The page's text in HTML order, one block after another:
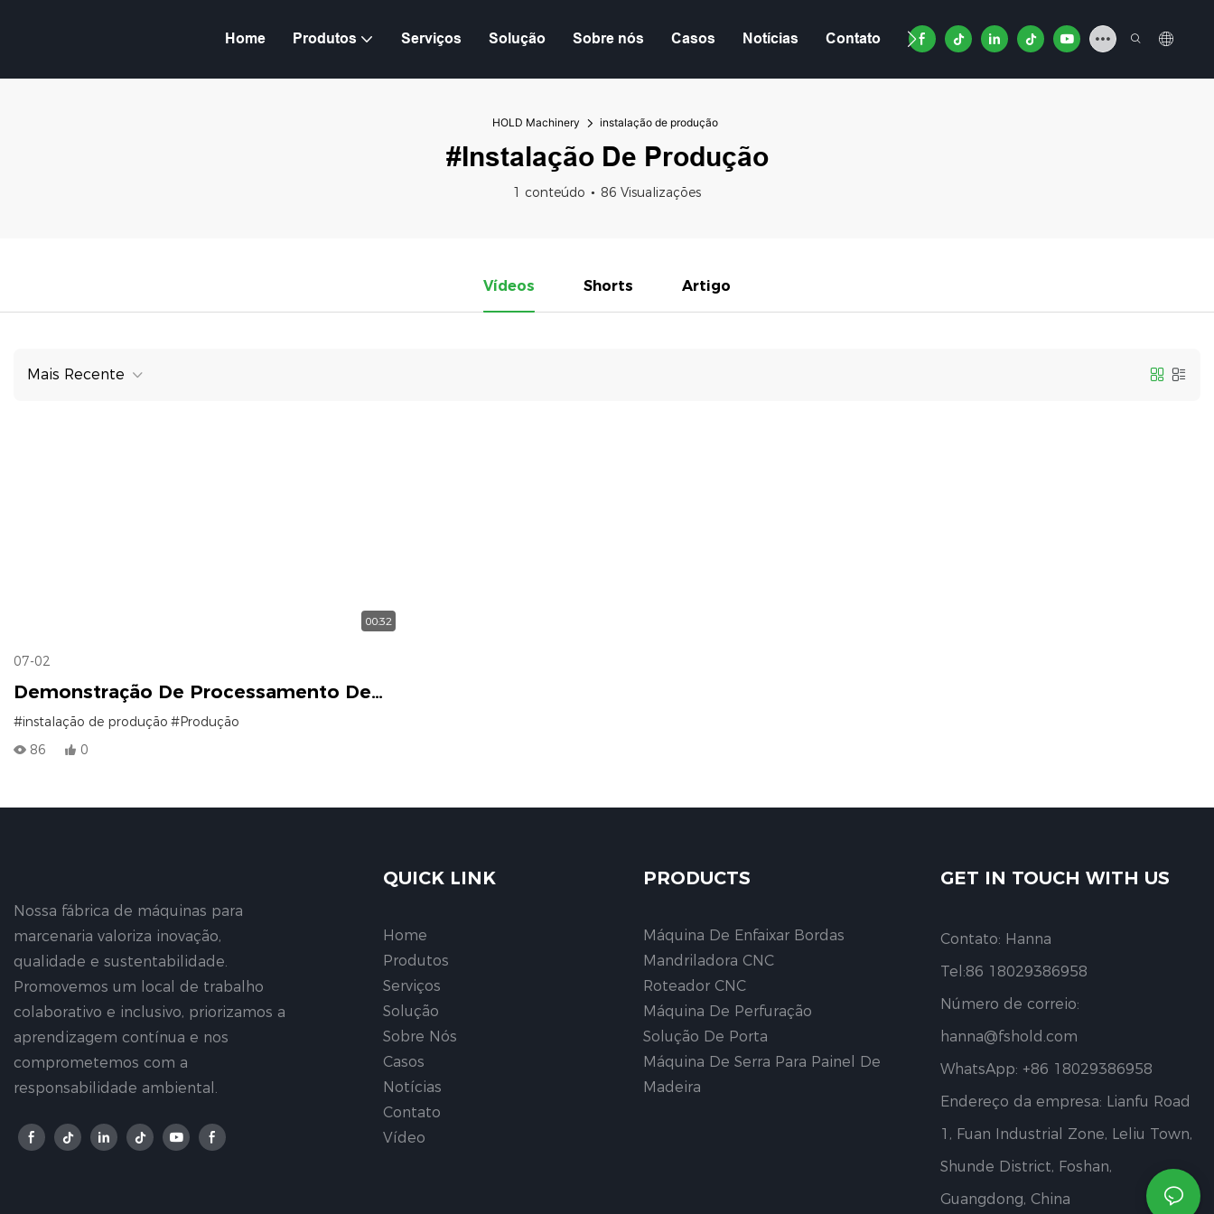
Home Produtos Serviços Solução Sobre nós Casos Notícias Contato Vídeo
HOLD Machinery instalação de produção
#instalação De Produção
1 conteúdo 86 Visualizações
Vídeos Shorts Artigo
Mais Recente
00:32
07-02
Demonstração De Processamento De
Máquina De Serrar E Fresar Caixilhos De
Portas
#instalação de produção #Produção
86
0
Nossa fábrica de máquinas para
marcenaria valoriza inovação,
qualidade e sustentabilidade.
Promovemos um local de trabalho
colaborativo e inclusivo, priorizamos a
aprendizagem contínua e nos
comprometemos com a
responsabilidade ambiental.
QUICK LINK
Home
Produtos
Serviços
Solução
Sobre Nós
Casos
Notícias
Contato
Vídeo
PRODUCTS
Máquina De Enfaixar Bordas
Mandriladora CNC
Roteador CNC
Máquina De Perfuração
Solução De Porta
Máquina De Serra Para Painel De
Madeira
GET IN TOUCH WITH US
Contato: Hanna
Tel:86 18029386958
Número de correio:
hanna@fshold.com
WhatsApp: +86 18029386958
Endereço da empresa: Lianfu Road
1, Fuan Industrial Zone, Leliu Town,
Shunde District, Foshan,
Guangdong, China